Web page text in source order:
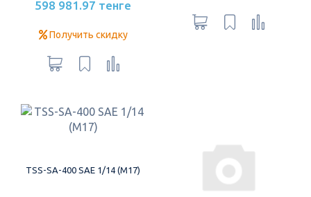
598 981.97 тенге
Получить скидку
TSS-SA-400 SAE 1/14 (М17)